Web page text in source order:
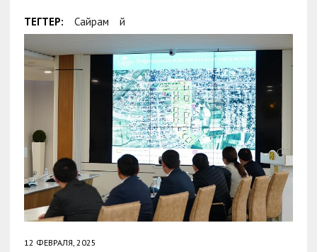
ТЕГТЕР: Сайрам Үй
12 ФЕВРАЛЯ, 2025